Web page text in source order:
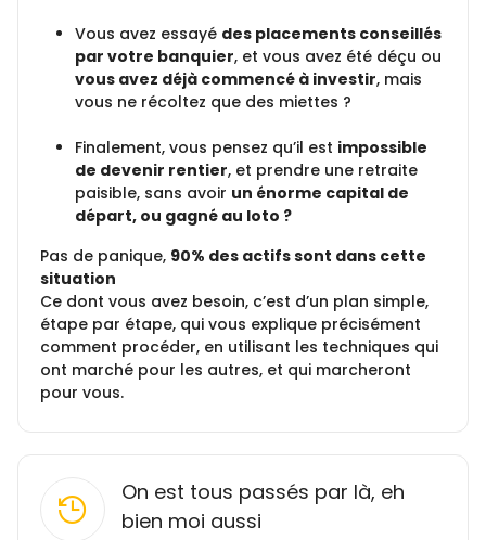
Vous avez essayé des placements conseillés
par votre banquier, et vous avez été déçu ou
vous avez déjà commencé à investir, mais
vous ne récoltez que des miettes ?
Finalement, vous pensez qu’il est impossible
de devenir rentier, et prendre une retraite
paisible, sans avoir un énorme capital de
départ, ou gagné au loto ?
Pas de panique, 90% des actifs sont dans cette
situation
Ce dont vous avez besoin, c’est d’un plan simple,
étape par étape, qui vous explique précisément
comment procéder, en utilisant les techniques qui
ont marché pour les autres, et qui marcheront
pour vous.
On est tous passés par là, eh
bien moi aussi